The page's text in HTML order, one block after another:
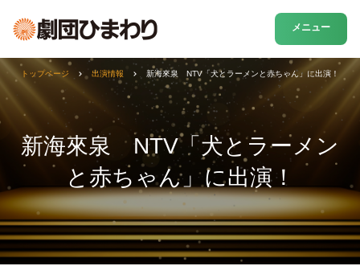
メニュー
新海來泉 NTV「犬とラーメン
と赤ちゃん」に出演！
トップページ 出演情報 新海來泉 NTV「犬とラーメンと赤ちゃん」に出演！